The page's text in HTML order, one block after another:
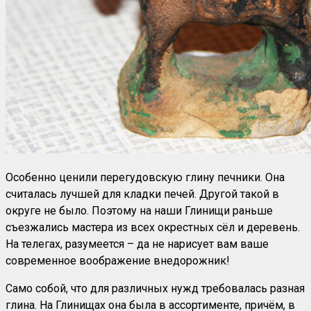
Особенно ценили перегудовскую глину печники. Она
считалась лучшей для кладки печей. Другой такой в
округе не было. Поэтому на наши Глинищи раньше
съезжались мастера из всех окрестных сёл и деревень.
На телегах, разумеется – да не нарисует вам ваше
современное воображение внедорожник!
Само собой, что для различных нужд требовалась разная
глина. На Глинищах она была в ассортименте, причём, в